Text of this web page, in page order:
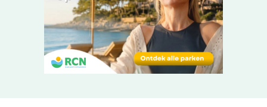
zonnetje schijnt, is hetverwarmde buitenzwembad
peuterbad de favoriete plek op het park. Het heeft een
heerlijk ruim terras met ligstoelen.
Naast het zwembad vind je een fijnespeeltuinop het park